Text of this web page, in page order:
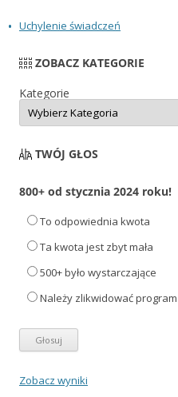
Uchylenie świadczeń
ZOBACZ KATEGORIE
Kategorie
TWÓJ GŁOS
800+ od stycznia 2024 roku!
To odpowiednia kwota
Ta kwota jest zbyt mała
500+ było wystarczające
Należy zlikwidować program
Zobacz wyniki